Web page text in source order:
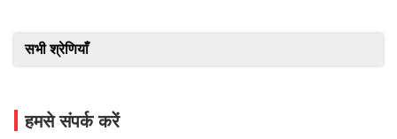
सभी श्रेणियाँ
हमसे संपर्क करें